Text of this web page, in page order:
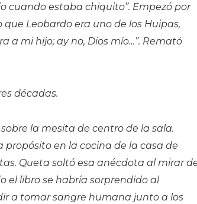
cuando estaba chiquito”. Empezó por
Leobardo era uno de los Huipas,
a mi hijo; ay no, Dios mío…”. Remató
décadas.
la mesita de centro de la sala.
propósito en la cocina de la casa de
Queta soltó esa anécdota al mirar
el libro se habría sorprendido al
a tomar sangre humana junto a los